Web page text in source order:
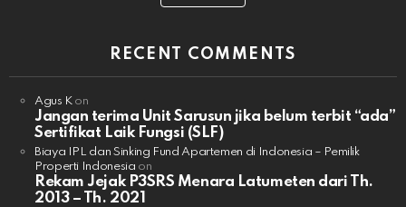
RECENT COMMENTS
Agus Kon
Jangan terima Unit Sarusun jika belum terbit “ada”
Sertifikat Laik Fungsi (SLF)
Biaya IPL dan Sinking Fund Apartemen di Indonesia – Pemilik
Properti Indonesia on
Rekam Jejak P3SRS Menara Latumeten dari Th.
2013 – Th. 2021